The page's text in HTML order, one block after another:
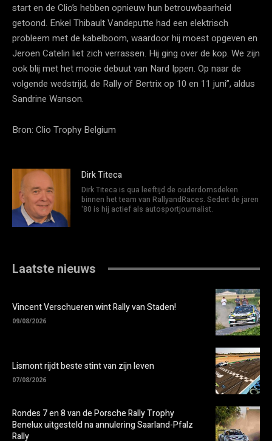
start en de Clio’s hebben opnieuw hun betrouwbaarheid
getoond. Enkel Thibault Vandeputte had een elektrisch
probleem met de kabelboom, waardoor hij moest opgeven en
Jeroen Catelin liet zich verrassen. Hij ging over de kop. We zijn
ook blij met het mooie debuut van Nard Ippen. Op naar de
volgende wedstrijd, de Rally of Bertrix op 10 en 11 juni”, aldus
Sandrine Wanson.
Bron: Clio Trophy Belgium
Dirk Titeca
Dirk Titeca is qua leeftijd de ouderdomsdeken
binnen het team van RallyandRaces. Sedert de jaren
'80 is hij actief als autosportjournalist.
Laatste nieuws
Vincent Verschueren wint Rally van Staden!
09/08/2026
Lismont rijdt beste stint van zijn leven
07/08/2026
Rondes 7 en 8 van de Porsche Rally Trophy
Benelux uitgesteld na annulering Saarland-Pfalz
Rally